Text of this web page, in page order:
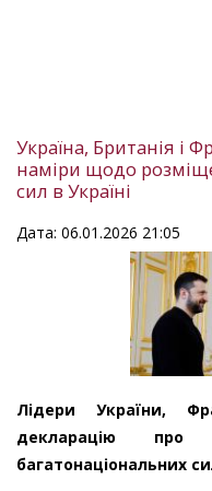
Україна, Британія і
наміри щодо
сил в Україні
Дата: 06.01.2026 21:05
Лідери України,
декларацію про
багатонаціональних